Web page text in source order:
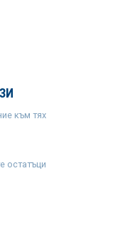
към тях
остатъци